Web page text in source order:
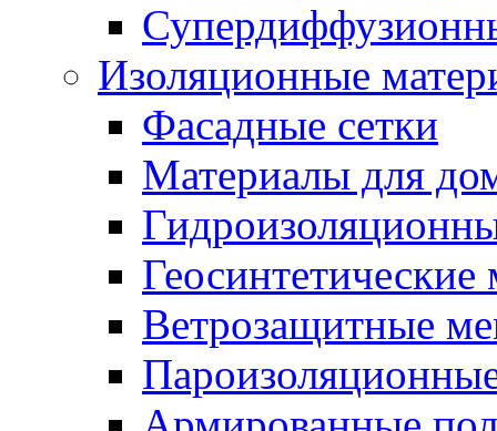
Изоляционные
Фасадные сетки
Материалы для
Геосинтетические
Ветрозащитные